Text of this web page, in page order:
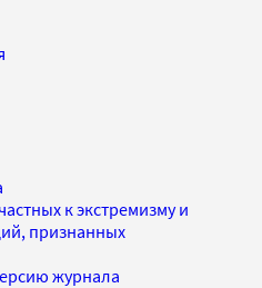
к экстремизму и
признанных
журнала